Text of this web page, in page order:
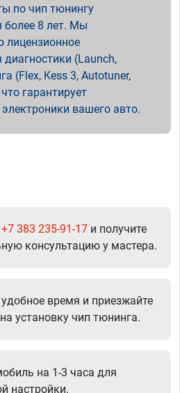
по чип тюнингу
8 лет. Мы
лицензионное
(Launch,
(Flex, Kess 3, Autotuner,
гарантирует
вашего авто.
+7 383 235-91-17 и получите
консультацию у мастера.
время и приезжайте
установку чип тюнинга.
на 1-3 часа для
настройки.